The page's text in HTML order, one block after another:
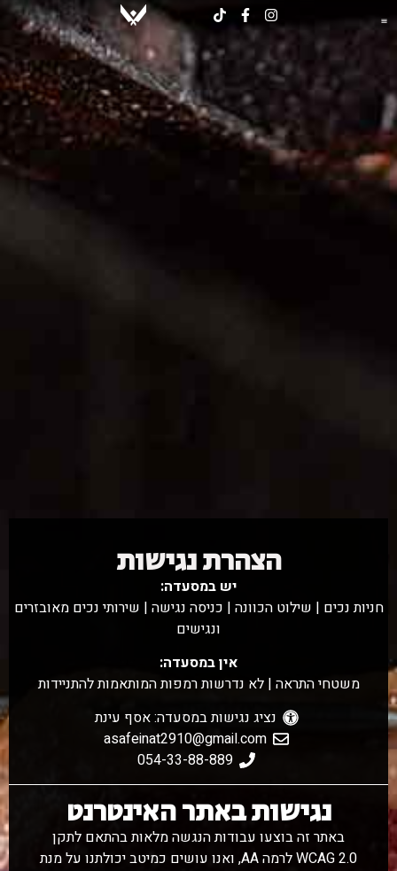
הצהרת נגישות
יש במסעדה:
חניות נכים | שילוט הכוונה | כניסה נגישה | שירותי נכים מאובזרים
ונגישים
אין במסעדה:
משטחי התראה | לא נדרשות רמפות המותאמות להתניידות
נציג נגישות במסעדה: אסף עינת
asafeinat2910@gmail.com
054-33-88-889
נגישות באתר האינטרנט
באתר זה בוצעו עבודות הנגשה מלאות בהתאם לתקן
WCAG 2.0 לרמה AA, ואנו עושים כמיטב יכולתנו על מנת